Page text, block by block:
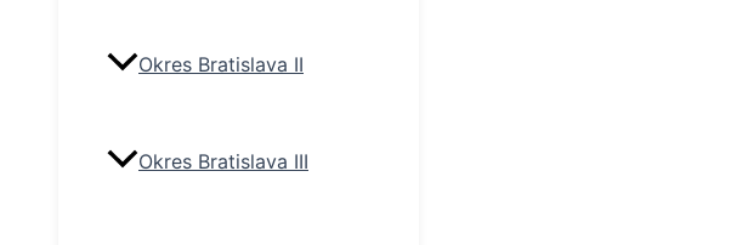
Okres Bratislava II
Okres Bratislava III